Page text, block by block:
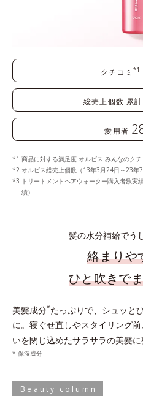
クチコミ*1
総売上個数 累計
愛用者
商品に対する満足度 オルビス みんなのク
オルビス総売上個数（13年3月24日～23年7
トリートメントヘアウォーター購入者数
績）
髪の水分補給でう
絡まりや
ひと吹きで
美髪成分*たっぷりで、シュッと
に。寝ぐせ直しやスタイリング
いを閉じ込めたサラサラの美髪に
* 保湿成分
Beauty column